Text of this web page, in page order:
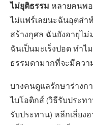
ไม่ยุติธรรม หลายคนพ
ไม่แฟร์เลยนะฉันอุตส่
สร้างกุศล ฉันยังอายุไ
ฉันเป็นมะเร็งปอด ทำไ
ธรรมดามากที่จะมีคว
บางคนดูแลรักษาร่างก
ไบโอติกส์ (วิธีรับประท
รับประทาน) หลีกเลี่ยง